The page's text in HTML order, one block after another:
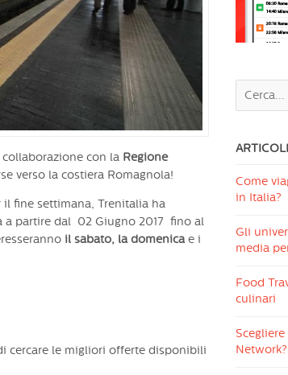
con la Regione
verso la costiera Romagnola!
fine settimana, Trenitalia ha
a partire dal 02 Giugno 2017 fino al
il sabato, la domenicae i
cercare le migliori offerte disponibili
Come
in Italia?
Gli
media
Food
culinari
Network?